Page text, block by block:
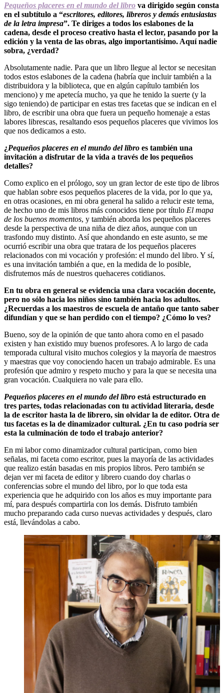
Pequeños placeres en el mundo del libro va dirigido según consta
en el subtítulo a “escritores, editores, libreros y demás entusiastas
de la letra impresa”. Te diriges a todos los eslabones de la
cadena, desde el proceso creativo hasta el lector, pasando por la
edición y la venta de las obras, algo importantísimo. Aquí nadie
sobra, ¿verdad?
Absolutamente nadie. Para que un libro llegue al lector se necesitan
todos estos eslabones de la cadena (habría que incluir también a la
distribuidora y la biblioteca, que en algún capítulo también los
menciono) y me apetecía mucho, ya que he tenido la suerte (y la
sigo teniendo) de participar en estas tres facetas que se indican en el
libro, de escribir una obra que fuera un pequeño homenaje a estas
labores librescas, resaltando esos pequeños placeres que vivimos los
que nos dedicamos a esto.
¿Pequeños placeres en el mundo del libro es también una
invitación a disfrutar de la vida a través de los pequeños
detalles?
Como explico en el prólogo, soy un gran lector de este tipo de libros
que hablan sobre esos pequeños placeres de la vida, por lo que ya,
en otras ocasiones, en mi obra general ha salido a relucir este tema,
de hecho uno de mis libros más conocidos tiene por título El mapa
de los buenos momentos, y también aborda los pequeños placeres
desde la perspectiva de una niña de diez años, aunque con un
trasfondo muy distinto. Así que ahondando en este asunto, se me
ocurrió escribir una obra que tratara de los pequeños placeres
relacionados con mi vocación y profesión: el mundo del libro. Y sí,
es una invitación también a que, en la medida de lo posible,
disfrutemos más de nuestros quehaceres cotidianos.
En tu obra en general se evidencia una clara vocación docente,
pero no sólo hacia los niños sino también hacia los adultos.
¿Recuerdas a los maestros de escuela de antaño que tanto saber
difundían y que se han perdido con el tiempo? ¿Cómo lo ves?
Bueno, soy de la opinión de que tanto ahora como en el pasado
existen y han existido muy buenos profesores. A lo largo de cada
temporada cultural visito muchos colegios y la mayoría de maestros
y maestras que voy conociendo hacen un trabajo admirable. Es una
profesión que admiro y respeto mucho y para la que se necesita una
gran vocación. Cualquiera no vale para ello.
Pequeños placeres en el mundo del libro está estructurado en
tres partes, todas relacionadas con tu actividad literaria, desde
la de escritor hasta la de librero, sin olvidar la de editor. Otra de
tus facetas es la de dinamizador cultural. ¿En tu caso podría ser
esta la culminación de todo el trabajo anterior?
En mi labor como dinamizador cultural participan, como bien
señalas, mi faceta como escritor, pues la mayoría de las actividades
que realizo están basadas en mis propios libros. Pero también se
dejan ver mi faceta de editor y librero cuando doy charlas o
conferencias sobre el mundo del libro, por lo que toda esta
experiencia que he adquirido con los años es muy importante para
mí, para después compartirla con los demás. Disfruto también
mucho preparando cada curso nuevas actividades y después, claro
está, llevándolas a cabo.